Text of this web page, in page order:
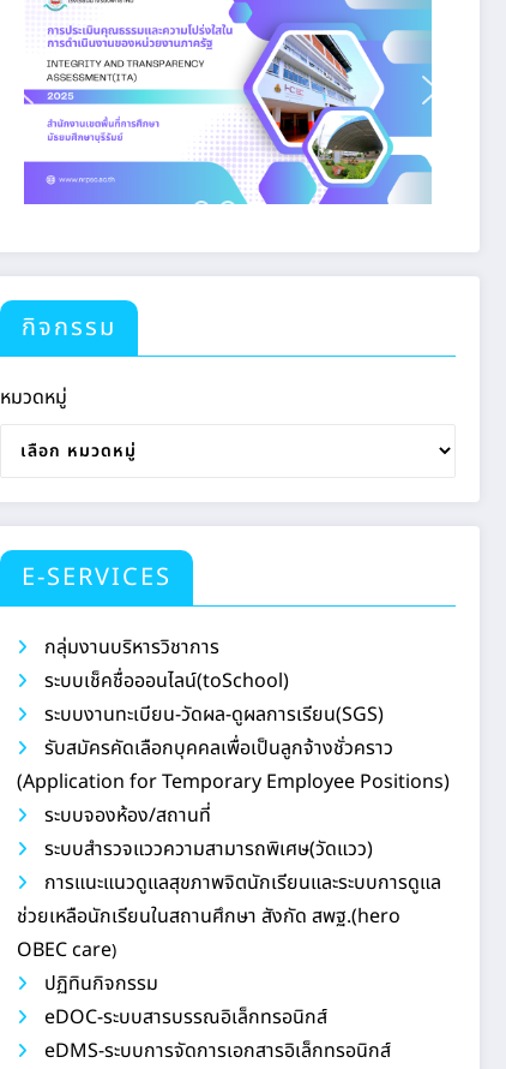
กิจกรรม
หมวดหมู่
E-SERVICES
กลุ่มงานบริหารวิชาการ
ระบบเช็คชื่อออนไลน์(toSchool)
ระบบงานทะเบียน-วัดผล-ดูผลการเรียน(SGS)
รับสมัครคัดเลือกบุคคลเพื่อเป็นลูกจ้างชั่วคราว
(Application for Temporary Employee Positions)
ระบบจองห้อง/สถานที่
ระบบสำรวจแววความสามารถพิเศษ(วัดแวว)
การแนะแนวดูแลสุขภาพจิตนักเรียนและระบบการดูแล
ช่วยเหลือนักเรียนในสถานศึกษา สังกัด สพฐ.(hero
OBEC care)
ปฏิทินกิจกรรม
eDOC-ระบบสารบรรณอิเล็กทรอนิกส์
eDMS-ระบบการจัดการเอกสารอิเล็กทรอนิกส์